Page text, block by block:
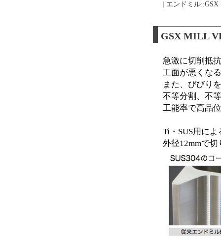
エンドミル
GSX MILL
急激に切削抵
工面が悪くな
また、びびり
不等分割、不
工能率で高品
Ti・SUS用に
外径12mmで